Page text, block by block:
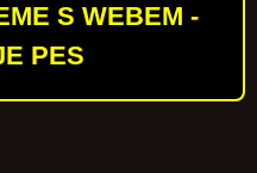
S WEBEM -
PES